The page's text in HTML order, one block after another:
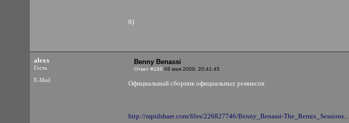
8)
alexx
Гость
E-Mail
Benny Benassi
Ответ #188 06 мая 2009, 20:41:45
Официальный сборник официальных ремиксов
http://rapidshare.com/files/226827746/Benny_Benassi-The_Remix_Sessions...